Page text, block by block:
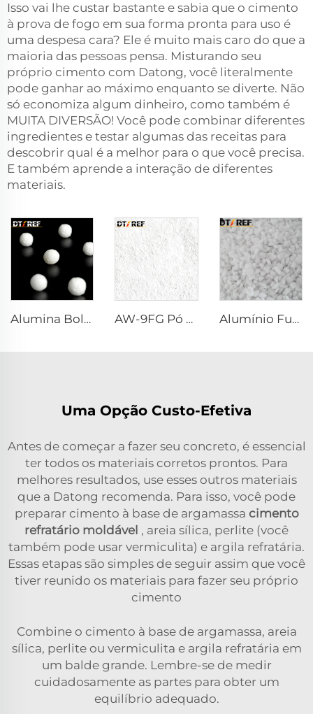
Isso vai lhe custar bastante e sabia que o cimento
à prova de fogo em sua forma pronta para uso é
uma despesa cara? Ele é muito mais caro do que a
maioria das pessoas pensa. Misturando seu
próprio cimento com Datong, você literalmente
pode ganhar ao máximo enquanto se diverte. Não
só economiza algum dinheiro, como também é
MUITA DIVERSÃO! Você pode combinar diferentes
ingredientes e testar algumas das receitas para
descobrir qual é a melhor para o que você precisa.
E também aprende a interação de diferentes
materiais.
Alumina Bolha AW-9FG Pó de α-Al₂O₃ Calcinado Alumínio Fundido Branco
Uma Opção Custo-Efetiva
Antes de começar a fazer seu concreto, é essencial
ter todos os materiais corretos prontos. Para
melhores resultados, use esses outros materiais
que a Datong recomenda. Para isso, você pode
preparar cimento à base de argamassa cimento
refratário moldável , areia sílica, perlite (você
também pode usar vermiculita) e argila refratária.
Essas etapas são simples de seguir assim que você
tiver reunido os materiais para fazer seu próprio
cimento
Combine o cimento à base de argamassa, areia
sílica, perlite ou vermiculita e argila refratária em
um balde grande. Lembre-se de medir
cuidadosamente as partes para obter um
equilíbrio adequado.